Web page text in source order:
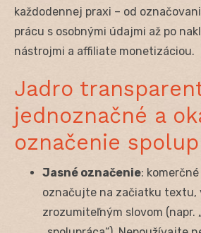
každodennej praxi – od
prácu s osobnými údajmi až po
nástrojmi a affiliate monetizáciou.
Jadro
jednoznačné a
označenie
Jasné označenie:
označujte na začiatku textu,
zrozumiteľným slovom (napr.